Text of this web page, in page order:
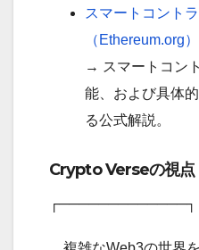
スマートコント
（Ethereum.org）
→ スマートコン
能、および具体
る公式解説。
Crypto Verseの視点
┌─────────────┐